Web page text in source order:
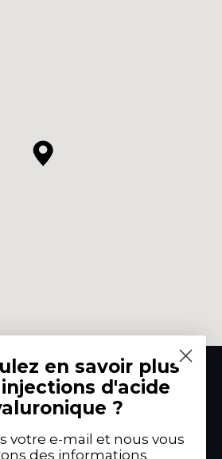
1er
en savoir plus
d'acide
?
votre e-mail et nous vous
des informations